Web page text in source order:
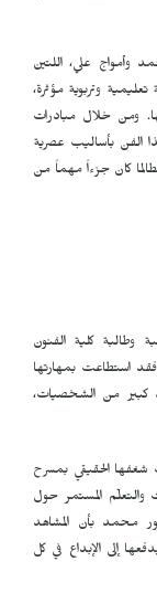
وأمواج علي، اللتين
وتربوية مؤثرة،
ومن خلال مبادرات
الفن بأساليب عصرية
كان جزءاً مهماً من
وطالبة كلية الفنون
فقد استطاعت بمهارتها
كبير من الشخصيات،
شغفها الحقيقي بمسرح
والتعلّم المستمر حول
محمد بأن المشاهد
إلى الإبداع في كل